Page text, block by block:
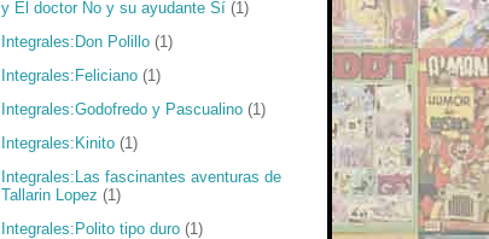
y El doctor No y su ayudante Sí (1)
Integrales:Don Polillo (1)
Integrales:Feliciano (1)
Integrales:Godofredo y Pascualino (1)
Integrales:Kinito (1)
Integrales:Las fascinantes aventuras de
Tallarin Lopez (1)
Integrales:Polito tipo duro (1)